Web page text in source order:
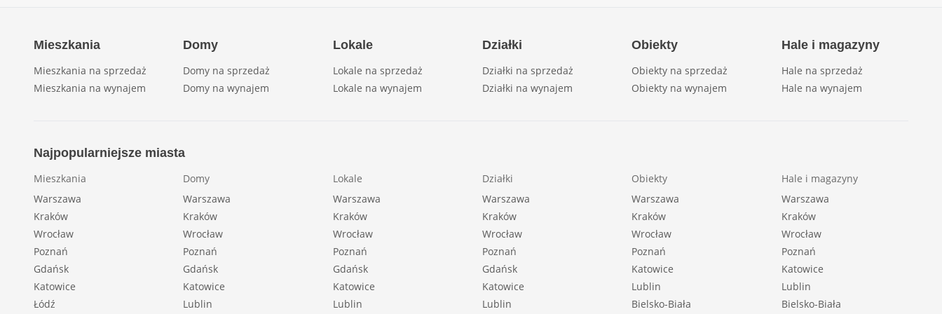
Mieszkania
Mieszkania na sprzedaż
Mieszkania na wynajem
Domy
Domy na sprzedaż
Domy na wynajem
Lokale
Lokale na sprzedaż
Lokale na wynajem
Działki
Działki na sprzedaż
Działki na wynajem
Obiekty
Obiekty na sprzedaż
Obiekty na wynajem
Hale i magazyny
Hale na sprzedaż
Hale na wynajem
Najpopularniejsze miasta
Mieszkania
Warszawa
Kraków
Wrocław
Poznań
Gdańsk
Katowice
Łódź
Domy
Warszawa
Kraków
Wrocław
Poznań
Gdańsk
Katowice
Lublin
Lokale
Warszawa
Kraków
Wrocław
Poznań
Gdańsk
Katowice
Lublin
Działki
Warszawa
Kraków
Wrocław
Poznań
Gdańsk
Katowice
Lublin
Obiekty
Warszawa
Kraków
Wrocław
Poznań
Katowice
Lublin
Bielsko-Biała
Hale i magazyny
Warszawa
Kraków
Wrocław
Poznań
Katowice
Lublin
Bielsko-Biała